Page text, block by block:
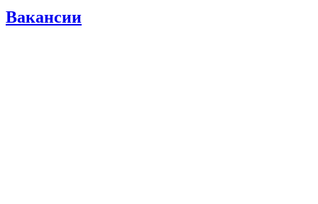
Вакансии